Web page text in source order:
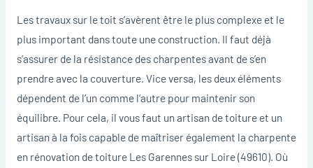
Les travaux sur le toit s’avèrent être le plus complexe et le
plus important dans toute une construction. Il faut déjà
s’assurer de la résistance des charpentes avant de s’en
prendre avec la couverture. Vice versa, les deux éléments
dépendent de l’un comme l’autre pour maintenir son
équilibre. Pour cela, il vous faut un artisan de toiture et un
artisan à la fois capable de maîtriser également la charpente
en rénovation de toiture Les Garennes sur Loire (49610). Où